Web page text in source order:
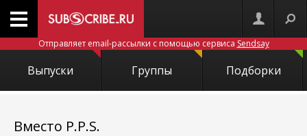
Отправляет email-рассылки с помощью сервиса Sendsay
Выпуски Группы Подборки
Вместо P.P.S.